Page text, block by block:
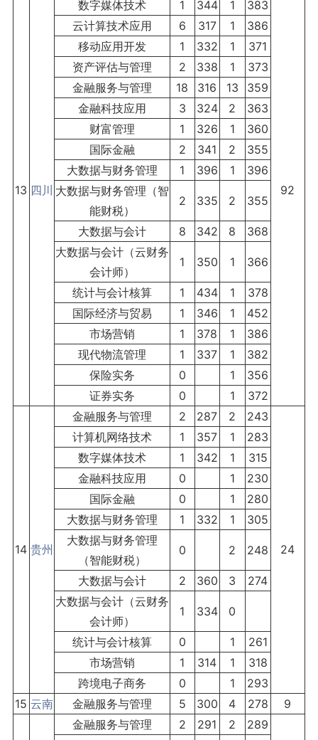
13 四川 92
数字媒体技术 1 344 1
383
云计算技术应用
6 317 1
386
移动应用开发
1 332 1
371
资产评估与管理
2 338 1
373
金融服务与管理
18 316 13
359
金融科技应用
3 324 2
363
财富管理
1 326 1
360
国际金融
2 341 2
355
大数据与财务管理
1 396 1
396
大数据与财务管理（智
能财税）
2 335 2 355
大数据与会计 8 342 8
368
大数据与会计（云财务
会计师）
1 350 1 366
统计与会计核算 1 434 1
378
国际经济与贸易
1 346 1
452
市场营销
1 378 1
386
现代物流管理
1 337 1
382
保险实务
0 1
356
证券实务
0 1 372
14 贵州
金融服务与管理 2 287 2 243
24
计算机网络技术 1 357 1
283
数字媒体技术
1 342 1
315
金融科技应用
0 1
230
国际金融
0 1
280
大数据与财务管理
1 332 1
305
大数据与财务管理
（智能财税）
0 2 248
大数据与会计 2 360 3
274
大数据与会计（云财务
会计师）
1 334 0
统计与会计核算 0 1
261
市场营销
1 314 1
318
跨境电子商务
0 1
293
15 云南 金融服务与管理 5 300 4 278
9
金融服务与管理
2 291 2
289